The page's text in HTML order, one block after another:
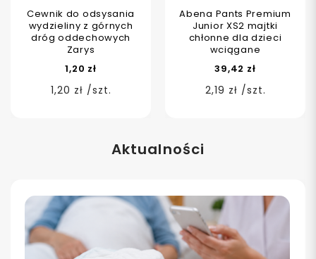
Cewnik do odsysania
wydzieliny z górnych
dróg oddechowych
Zarys
1,20 zł
1,20 zł /szt.
Abena Pants Premium
Junior XS2 majtki
chłonne dla dzieci
wciągane
39,42 zł
2,19 zł /szt.
Aktualności